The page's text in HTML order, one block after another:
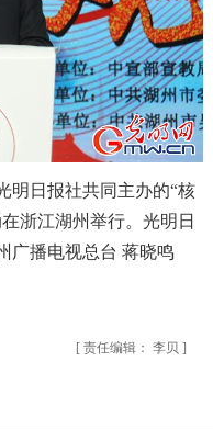
日报社共同主办的“核
浙江湖州举行。光明日
广播电视总台 蒋晓鸣
[ 责任编辑： 李贝 ]